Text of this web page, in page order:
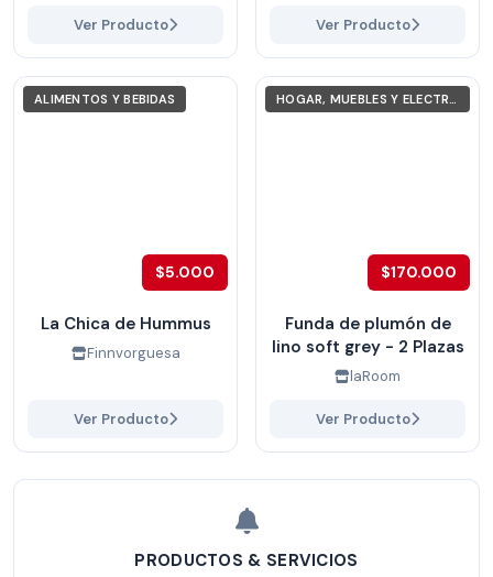
Ver Producto Ver Producto
ALIMENTOS Y BEBIDAS
$5.000
La Chica de Hummus
Finnvorguesa
Ver Producto
HOGAR, MUEBLES Y ELECTRODOMÉSTICOS
$170.000
Funda de plumón de
lino soft grey - 2 Plazas
laRoom
Ver Producto
PRODUCTOS & SERVICIOS